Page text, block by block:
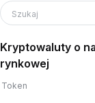
Szukaj
Kryptowaluty o
rynkowej
Token